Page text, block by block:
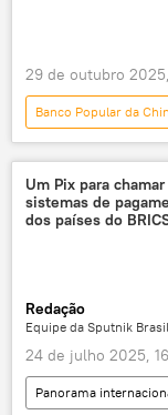
crise econômica
29 de outubro
Banco Popular da
Economia
SWIFT
Um Pix para
sistemas de
dos países do
Redação
Equipe da Sputnik Brasil
24 de julho 2025,
Panorama